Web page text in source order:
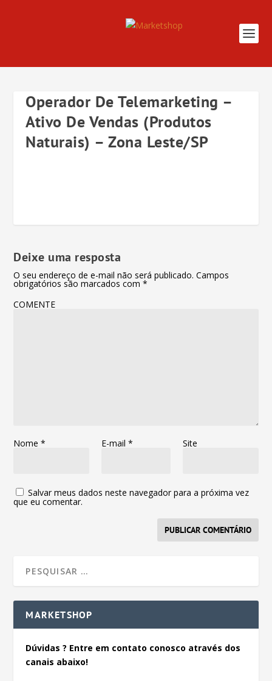
Operador De Telemarketing –
Ativo De Vendas (Produtos
Naturais) – Zona Leste/SP
Deixe uma resposta
O seu endereço de e-mail não será publicado. Campos
obrigatórios são marcados com*
COMENTE
Nome* E-mail * Site
Salvar meus dados neste navegador para a próxima vez
que eu comentar.
MARKETSHOP
Dúvidas ? Entre em contato conosco através dos
canais abaixo!